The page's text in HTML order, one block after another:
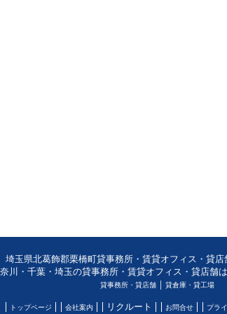
埼玉県北葛飾郡栗橋町貸事務所・賃貸オフィス・貸店
川・千葉・埼玉の貸事務所・賃貸オフィス・貸店舗
貸事務所・貸店舗｜ 貸倉庫・貸工場
トップページ 会社案内 リクルート お問合せ プラ